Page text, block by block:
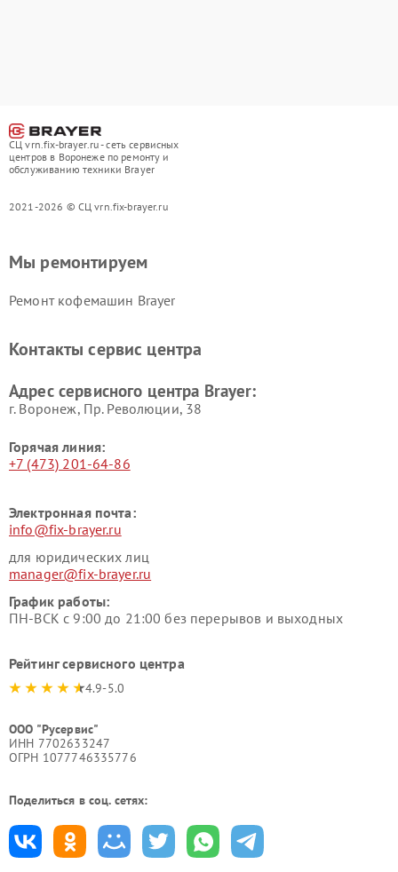
СЦ vrn.fix-brayer.ru - сеть сервисных
центров в Воронеже по ремонту и
обслуживанию техники Brayer
2021-2026 © СЦ vrn.fix-brayer.ru
Мы ремонтируем
Ремонт кофемашин Brayer
Контакты сервис центра
Адрес сервисного центра Brayer:
г. Воронеж, Пр. Революции, 38
Горячая линия:
+7 (473) 201-64-86
Электронная почта:
info@fix-brayer.ru
для юридических лиц
manager@fix-brayer.ru
График работы:
ПН-ВСК с 9:00 до 21:00 без перерывов и выходных
Рейтинг сервисного центра
4.9-5.0
ООО "Русервис"
ИНН 7702633247
ОГРН 1077746335776
Поделиться в соц. сетях: